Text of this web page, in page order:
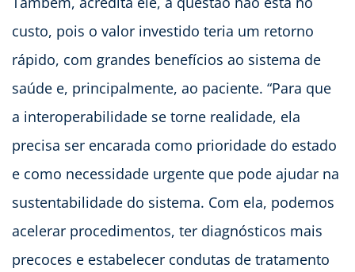
custo, pois o valor investido teria um retorno
rápido, com grandes benefícios ao sistema de
saúde e, principalmente, ao paciente. “Para que
a interoperabilidade se torne realidade, ela
precisa ser encarada como prioridade do estado
e como necessidade urgente que pode ajudar na
sustentabilidade do sistema. Com ela, podemos
acelerar procedimentos, ter diagnósticos mais
precoces e estabelecer condutas de tratamento